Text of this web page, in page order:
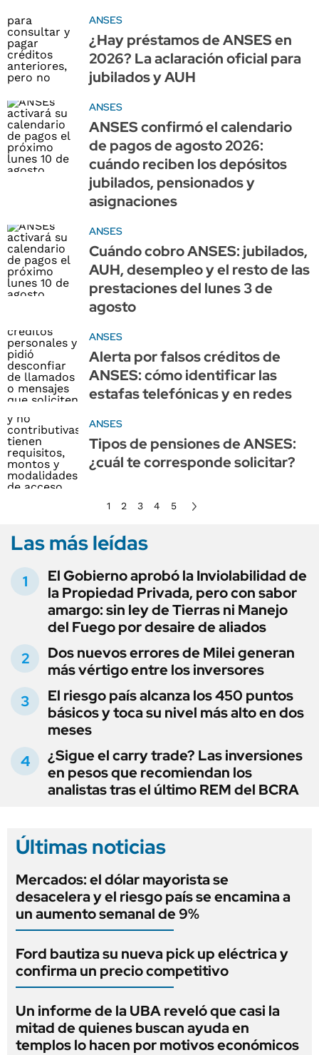
ANSES
¿Hay préstamos de ANSES en
2026? La aclaración oficial para
jubilados y AUH
ANSES
ANSES confirmó el calendario
de pagos de agosto 2026:
cuándo reciben los depósitos
jubilados, pensionados y
asignaciones
ANSES
Cuándo cobro ANSES: jubilados,
AUH, desempleo y el resto de las
prestaciones del lunes 3 de
agosto
ANSES
Alerta por falsos créditos de
ANSES: cómo identificar las
estafas telefónicas y en redes
ANSES
Tipos de pensiones de ANSES:
¿cuál te corresponde solicitar?
1 2 3 4 5
Las más leídas
El Gobierno aprobó la Inviolabilidad de
la Propiedad Privada, pero con sabor
amargo: sin ley de Tierras ni Manejo
del Fuego por desaire de aliados
Dos nuevos errores de Milei generan
más vértigo entre los inversores
El riesgo país alcanza los 450 puntos
básicos y toca su nivel más alto en dos
meses
¿Sigue el carry trade? Las inversiones
en pesos que recomiendan los
analistas tras el último REM del BCRA
Últimas noticias
Mercados: el dólar mayorista se
desacelera y el riesgo país se encamina a
un aumento semanal de 9%
Ford bautiza su nueva pick up eléctrica y
confirma un precio competitivo
Un informe de la UBA reveló que casi la
mitad de quienes buscan ayuda en
templos lo hacen por motivos económicos